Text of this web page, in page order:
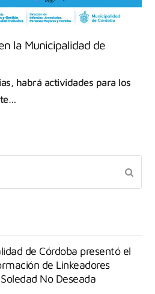
la Municipalidad de
habrá actividades para los
de Córdoba presentó el
de Linkeadores
No Deseada